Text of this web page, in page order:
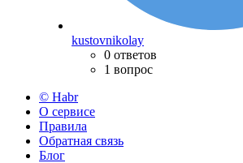
kustovnikolay
0 ответов
1 вопрос
© Habr
О сервисе
Правила
Обратная связь
Блог